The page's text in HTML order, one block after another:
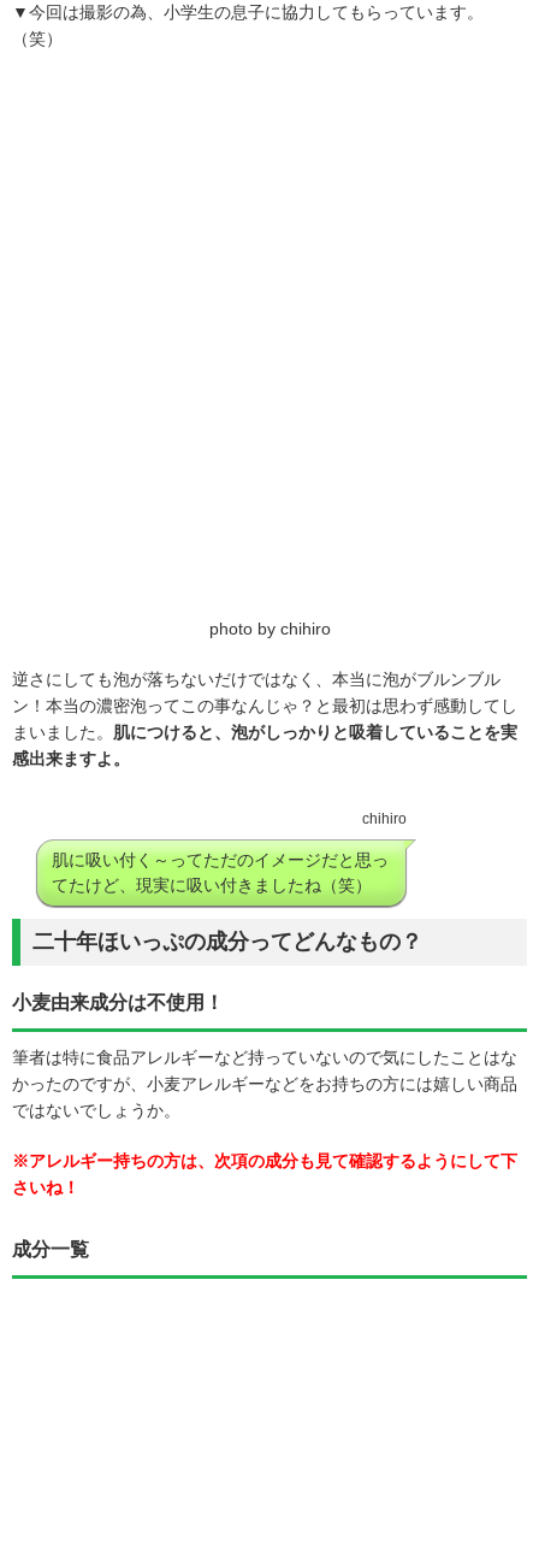
▼今回は撮影の為、小学生の息子に協力してもらっています。
（笑）
photo by chihiro
逆さにしても泡が落ちないだけではなく、本当に泡がブルンブル
ン！本当の濃密泡ってこの事なんじゃ？と最初は思わず感動してし
まいました。 肌につけると、泡がしっかりと吸着していることを実
感出来ますよ。
chihiro
肌に吸い付く～ってただのイメージだと思っ
てたけど、現実に吸い付きましたね（笑）
二十年ほいっぷの成分ってどんなもの？
小麦由来成分は不使用！
筆者は特に食品アレルギーなど持っていないので気にしたことはな
かったのですが、小麦アレルギーなどをお持ちの方には嬉しい商品
ではないでしょうか。
※アレルギー持ちの方は、次項の成分も見て確認するようにして下
さいね！
成分一覧